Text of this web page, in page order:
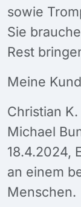
sowie
Sie
Rest
Meine
Christian
Michael
18.4.2024,
an einem
Menschen.